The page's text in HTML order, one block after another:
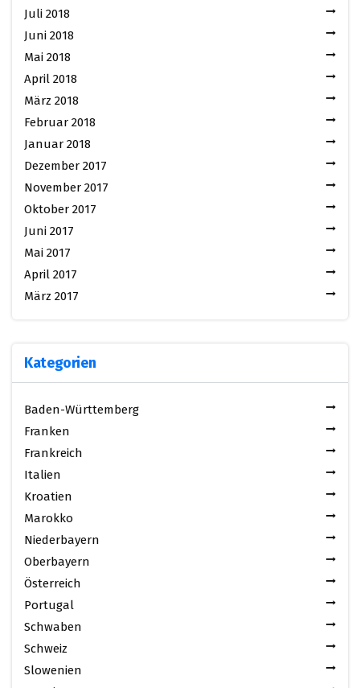
Juli 2018
Juni 2018
Mai 2018
April 2018
März 2018
Februar 2018
Januar 2018
Dezember 2017
November 2017
Oktober 2017
Juni 2017
Mai 2017
April 2017
März 2017
Kategorien
Baden-Württemberg
Franken
Frankreich
Italien
Kroatien
Marokko
Niederbayern
Oberbayern
Österreich
Portugal
Schwaben
Schweiz
Slowenien